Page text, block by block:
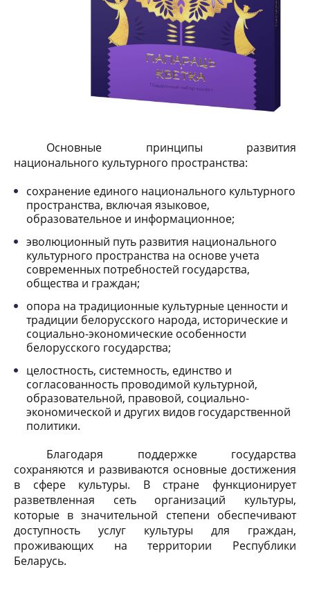
Основные принципы
развития
национального культурного пространства:
сохранение единого национального культурного
пространства, включая языковое,
образовательное и информационное;
эволюционный путь развития национального
культурного пространства на основе учета
современных потребностей государства,
общества и граждан;
опора на традиционные культурные ценности и
традиции белорусского народа, исторические и
социально-экономические особенности
белорусского государства;
целостность, системность, единство и
согласованность проводимой культурной,
образовательной, правовой, социально-
экономической и других видов государственной
политики.
Благодаря поддержке государства
сохраняются и развиваются основные достижения
в сфере культуры. В стране функционирует
разветвленная сеть организаций культуры,
которые в значительной степени обеспечивают
доступность услуг культуры для граждан,
проживающих на территории Республики
Беларусь.